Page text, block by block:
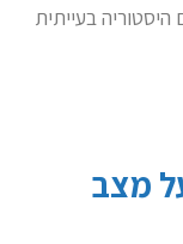
בעייתית
מצב